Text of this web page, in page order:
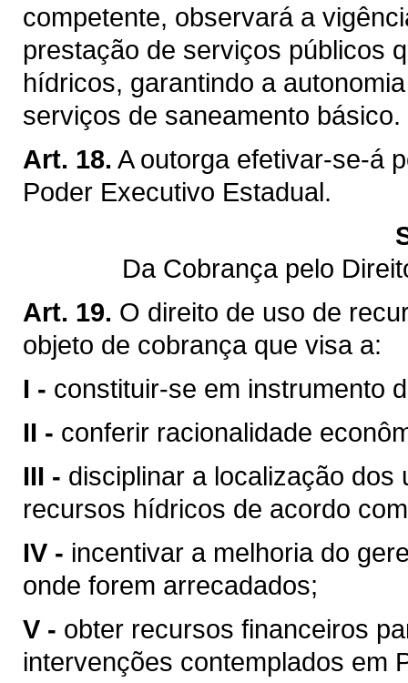
competente, observará a
prestação de serviços públicos
hídricos, garantindo a
serviços de saneamento básico.
Art. 18. A outorga efetivar-se-á
Poder Executivo Estadual.
Da Cobrança pelo
Art. 19. O direito de uso de
objeto de cobrança que visa a:
I - constituir-se em instrumento
II - conferir racionalidade
III - disciplinar a localização
recursos hídricos de acordo
IV - incentivar a melhoria do
onde forem arrecadados;
V - obter recursos financeiros
intervenções contemplados em